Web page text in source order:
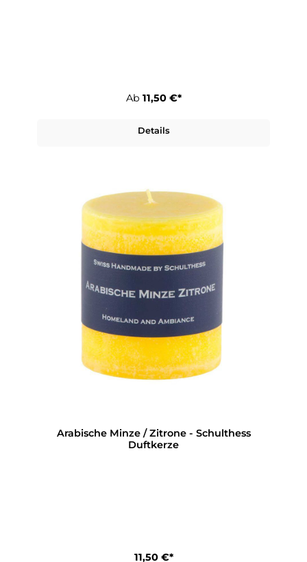
Ab 11,50 €*
Details
Arabische Minze / Zitrone - Schulthess
Duftkerze
11,50 €*